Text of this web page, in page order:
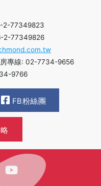
2-77349823
2-77349826
專線: 02-7734-9656
9766
FB粉絲團